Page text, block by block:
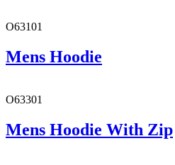
O63101
Mens Hoodie
O63301
Mens Hoodie With Zip